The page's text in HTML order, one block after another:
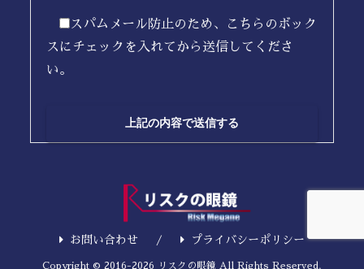
スパムメール防止のため、こちらのボック
スにチェックを入れてから送信してくださ
い。
お問い合わせ プライバシーポリシー
Copyright © 2016-2026 リスクの眼鏡 All Rights Reserved.